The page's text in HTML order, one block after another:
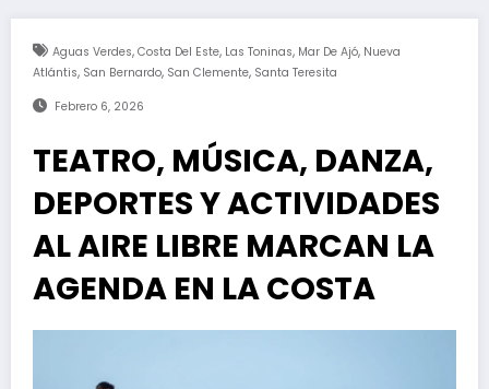
Aguas Verdes, Costa Del Este, Las Toninas, Mar De Ajó, Nueva
Atlántis, San Bernardo, San Clemente, Santa Teresita
Febrero 6, 2026
TEATRO, MÚSICA, DANZA,
DEPORTES Y ACTIVIDADES
AL AIRE LIBRE MARCAN LA
AGENDA EN LA COSTA